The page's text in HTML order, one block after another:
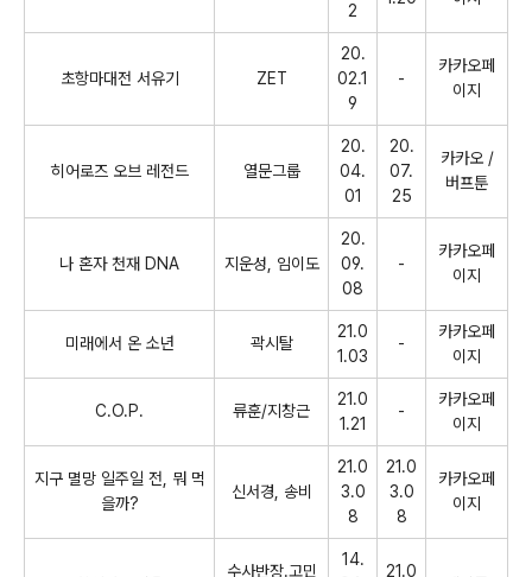
2
초항마대전 서유기 ZET
20.
02.1
9
-
카카오페
이지
히어로즈 오브 레전드 열문그룹
20.
04.
01
20.
07.
25
카카오 /
버프툰
나 혼자 천재 DNA 지운성 임이도
20.
09.
08
-
카카오페
이지
미래에서 온 소년 곽시탈
21.0
1.03
-
카카오페
이지
C.O.P. 류훈/지창근
21.0
1.21
-
카카오페
이지
지구 멸망 일주일 전
뭐 먹
을까?
신서경 송비
21.0
3.0
8
21.0
3.0
8
카카오페
이지
수사반장.고민
14.
21.0